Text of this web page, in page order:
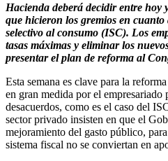
Hacienda deberá decidir entre hoy
que hicieron los gremios en cuanto
selectivo al consumo (ISC). Los
tasas máximas y eliminar los
presentar el plan de reforma al
Esta semana es clave para la
en gran medida por el empresariado
desacuerdos, como es el caso del
sector privado insisten en que el
mejoramiento del gasto público,
sistema fiscal no se conviertan en